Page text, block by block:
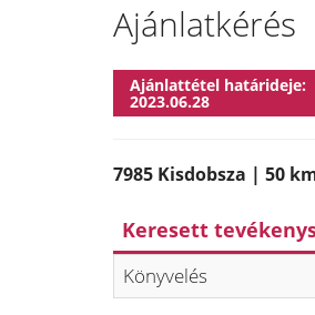
Ajánlatkérés
Ajánlattétel határideje:
2023.06.28
7985 Kisdobsza | 50
Keresett
Könyvelés